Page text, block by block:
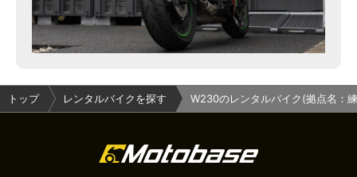
トップ レンタルバイクを探す W230のレンタルバイク(拠点名：